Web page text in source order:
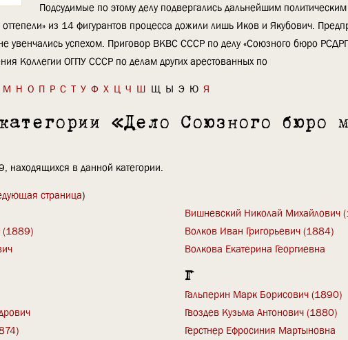
Подсудимые по этому делу подвергались дальнейшим
оттепели» из 14 фигурантов процесса дожили лишь Иков и Якубович.
увенчались успехом. Приговор ВКВС СССР по делу «Союзного бюро
Коллегии ОГПУ СССР по делам других арестованных по
М Н О П Р С Т У Ф Х Ц Ч Ш Щ Ы Э Ю Я
«Дело Союзного бюро
находящихся в данной категории.
страница)
(1889)
Вишневский Николай Михайлович
Волков Иван Григорьевич (1884)
Волкова Екатерина Георгиевна
Г
Гальперин Марк Борисович (1890)
Гвоздев Кузьма Антонович (1880)
Герстнер Ефросиния Мартыновна